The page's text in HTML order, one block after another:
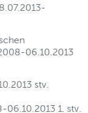
06.10.2013
stv.
06.10.2013 1. stv.